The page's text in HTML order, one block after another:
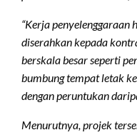
“Kerja penyelenggaraan
diserahkan kepada
berskala besar seperti
bumbung tempat letak
dengan peruntukan
Menurutnya, projek